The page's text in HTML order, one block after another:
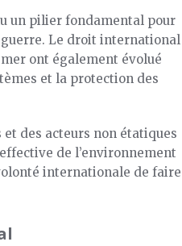
un pilier fondamental pour
Le droit international
ont également évolué
et la protection des
des acteurs non étatiques
de l’environnement
internationale de faire